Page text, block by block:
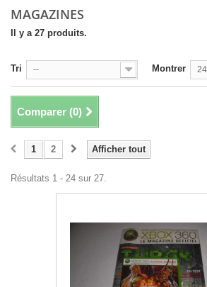
MAGAZINES
Il y a 27 produits.
Tri -- Montrer 24
Comparer (0)
Afficher tout
1 2
Résultats 1 - 24 sur 27.